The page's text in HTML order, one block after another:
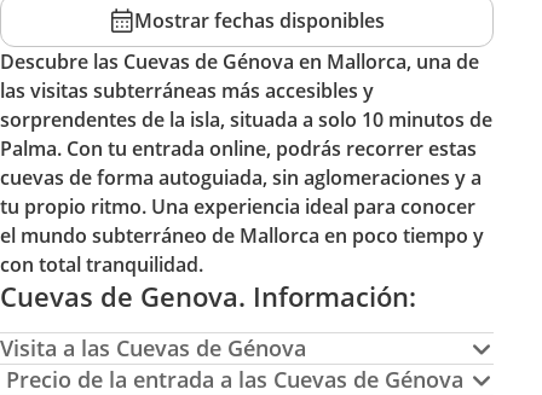
Mostrar fechas disponibles
Descubre las Cuevas de Génova en Mallorca, una de
las visitas subterráneas más accesibles y
sorprendentes de la isla, situada a solo 10 minutos de
Palma. Con tu entrada online, podrás recorrer estas
cuevas de forma autoguiada, sin aglomeraciones y a
tu propio ritmo. Una experiencia ideal para conocer
el mundo subterráneo de Mallorca en poco tiempo y
con total tranquilidad.
Cuevas de Genova. Información:
Visita a las Cuevas de Génova
Precio de la entrada a las Cuevas de Génova